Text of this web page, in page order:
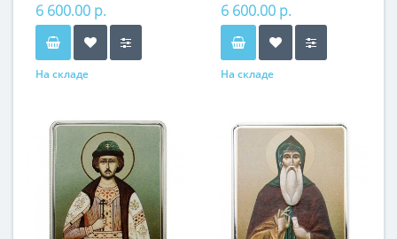
6 600.00 р.
На складе
6 600.00 р.
На складе